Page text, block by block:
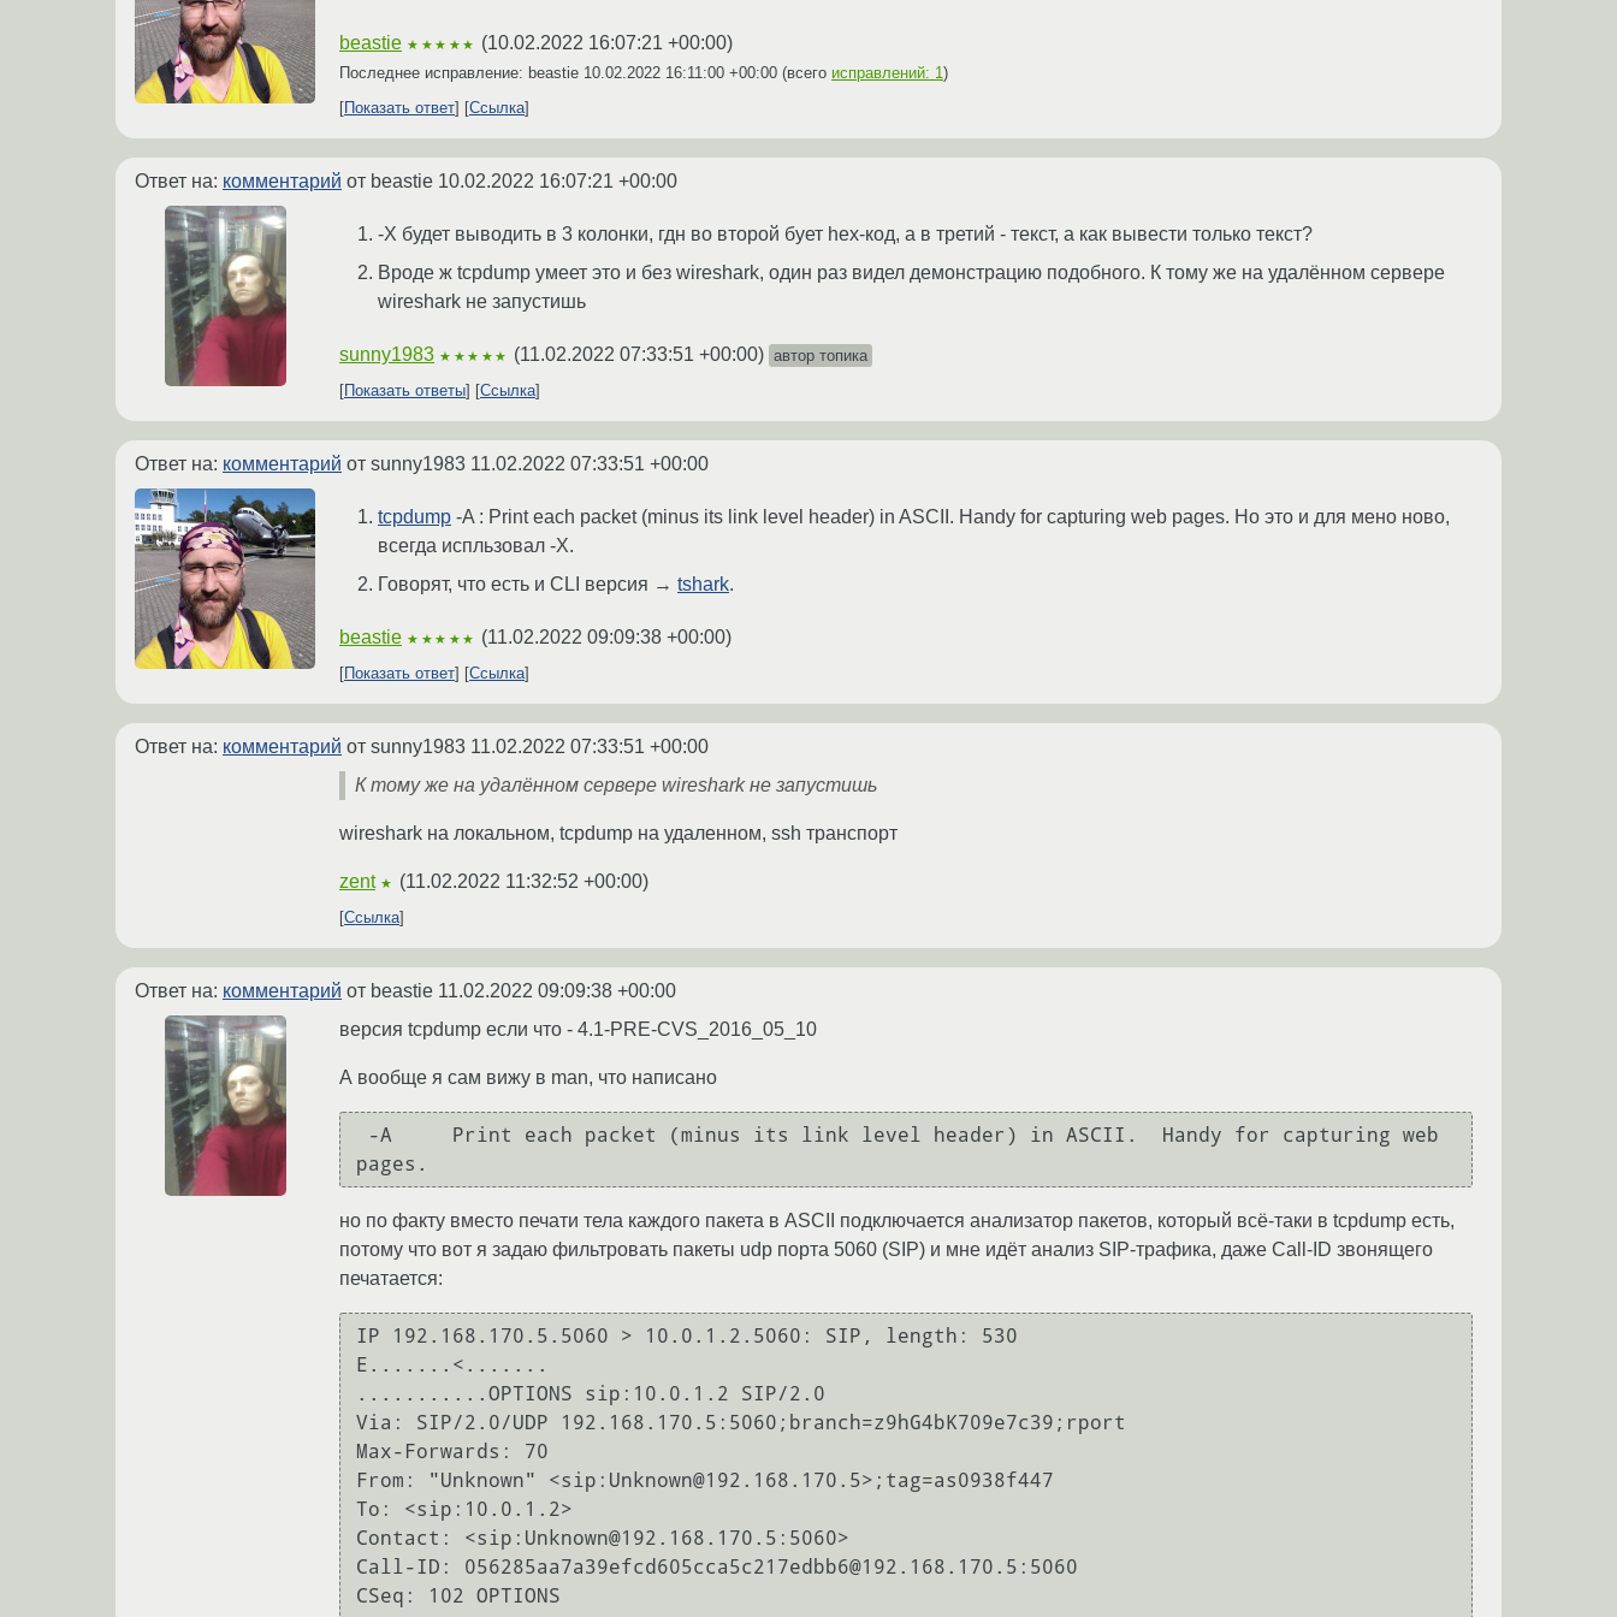
beastie ★★★★★ (10.02.2022 16:07:21 +00:00)
Последнее исправление: beastie 10.02.2022 16:11:00 +00:00 (всего исправлений: 1)
Показать ответ
Ссылка
Ответ на: комментарий от beastie 10.02.2022 16:07:21 +00:00
-X будет выводить в 3 колонки, гдн во второй бует hex-код, а в третий - текст, а как вывести только текст?
Вроде ж tcpdump умеет это и без wireshark, один раз видел демонстрацию подобного. К тому же на удалённом сервере
wireshark не запустишь
sunny1983 ★★★★★ (11.02.2022 07:33:51 +00:00) автор топика
Показать ответы
Ссылка
Ответ на: комментарий от sunny1983 11.02.2022 07:33:51 +00:00
tcpdump -A : Print each packet (minus its link level header) in ASCII. Handy for capturing web pages. Но это и для мено ново,
всегда испльзовал -X.
Говорят, что есть и CLI версия → tshark.
beastie ★★★★★ (11.02.2022 09:09:38 +00:00)
Показать ответ Ссылка
Ответ на: комментарий от sunny1983 11.02.2022 07:33:51 +00:00
К тому же на удалённом сервере wireshark не запустишь
wireshark на локальном, tcpdump на удаленном, ssh транспорт
zent ★ (11.02.2022 11:32:52 +00:00)
Ссылка
Ответ на: комментарий от beastie 11.02.2022 09:09:38 +00:00
версия tcpdump если что - 4.1-PRE-CVS_2016_05_10
А вообще я сам вижу в man, что написано
pages.
но по факту вместо печати тела каждого пакета в ASCII подключается анализатор пакетов, который всё-таки в tcpdump есть,
потому что вот я задаю фильтровать пакеты udp порта 5060 (SIP) и мне идёт анализ SIP-трафика, даже Call-ID звонящего
печатается:
IP 192.168.170.5.5060 > 10.0.1.2.5060: SIP, length: 530
E.......<.......
...........OPTIONS sip:10.0.1.2 SIP/2.0
Via: SIP/2.0/UDP 192.168.170.5:5060;branch=z9hG4bK709e7c39;rport
Max-Forwards: 70
From: "Unknown" <sip:Unknown@192.168.170.5>;tag=as0938f447
To: <sip:10.0.1.2>
Contact: <sip:Unknown@192.168.170.5:5060>
Call-ID: 056285aa7a39efcd605cca5c217edbb6@192.168.170.5:5060
CSeq: 102 OPTIONS